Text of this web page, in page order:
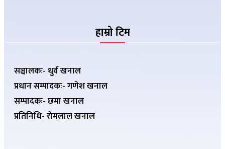
हाम्रो टिम
सञ्चालकः- धुर्व खनाल
प्रधान सम्पादकः- गणेश खनाल
सम्पादकः- छमा खनाल
प्रतिनिधि- रोमलाल खनाल